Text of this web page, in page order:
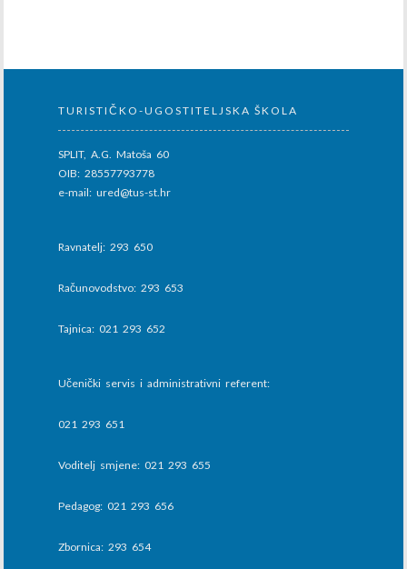
TURISTIČKO-UGOSTITELJSKA ŠKOLA
SPLIT, A.G. Matoša 60
OIB: 28557793778
e-mail: ured@tus-st.hr
Ravnatelj: 293 650
Računovodstvo: 293 653
Tajnica: 021 293 652
Učenički servis i administrativni referent:
021 293 651
Voditelj smjene: 021 293 655
Pedagog: 021 293 656
Zbornica: 293 654